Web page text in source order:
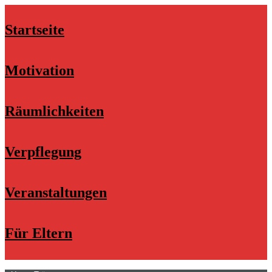
Startseite
Motivation
Räumlichkeiten
Verpflegung
Veranstaltungen
Für Eltern